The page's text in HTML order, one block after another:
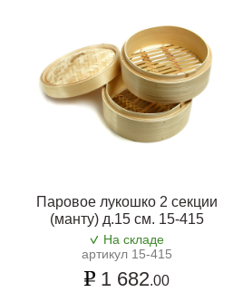
Паровое лукошко 2 секции
(манту) д.15 см. 15-415
На складе
артикул 15-415
1 682.00